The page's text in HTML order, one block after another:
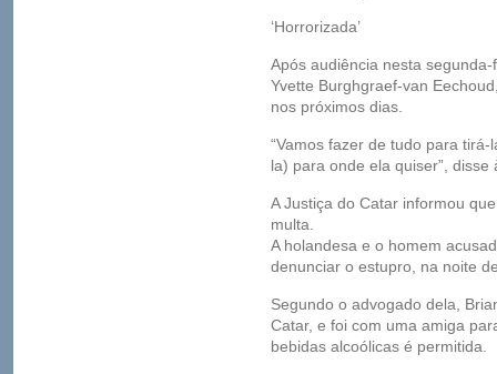
‘Horrorizada’
Após audiência nesta
Yvette Burghgraef-van
nos próximos dias.
“Vamos fazer de tudo para
la) para onde ela quiser”, disse
A Justiça do Catar informou
multa.
A holandesa e o homem
denunciar o estupro, na noite
Segundo o advogado dela,
Catar, e foi com uma amiga
bebidas alcoólicas é permitida.